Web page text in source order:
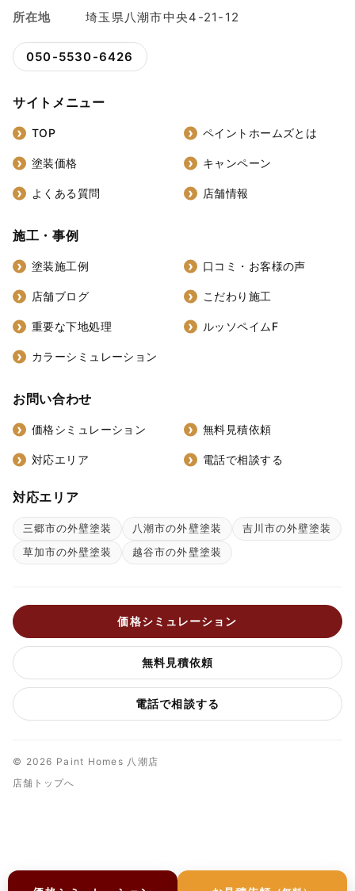
所在地
埼玉県八潮市中央4-21-12
050-5530-6426
サイトメニュー
TOP ペイントホームズとは
塗装価格 キャンペーン
よくある質問 店舗情報
施工・事例
塗装施工例 口コミ・お客様の声
店舗ブログ こだわり施工
重要な下地処理 ルッソペイムF
カラーシミュレーション
お問い合わせ
価格シミュレーション 無料見積依頼
対応エリア 電話で相談する
対応エリア
三郷市の外壁塗装 八潮市の外壁塗装
吉川市の外壁塗装
草加市の外壁塗装
越谷市の外壁塗装
価格シミュレーション
無料見積依頼
電話で相談する
© 2026 Paint Homes 八潮店
店舗トップへ